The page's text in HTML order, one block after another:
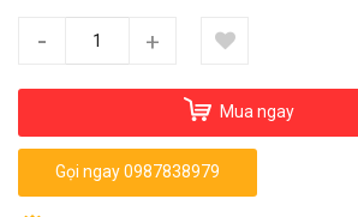
- +
Mua ngay
Gọi ngay 0987838979